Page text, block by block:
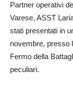
Partner operativi
Varese, ASST
stati presentati in
novembre, presso
Fermo della
peculiari.